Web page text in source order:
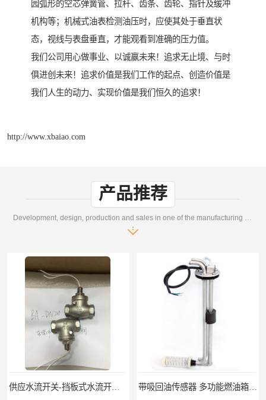
园弧形的空芯弹簧管、拉杆、齿条、齿轮、指针及缓冲
机构等；机械式油表检测油压时，应使其处于垂直状
态，视线与表盘垂直，才能观看到准确的压力值。
我们公司用心做事业、以诚赢未来！追求无止境、与时
俱进创未来！追求价值是我们工作的起点、创造价值是
我们人生的动力、实现价值是我们恒久的追求！
http://www.xbaiao.com
产品推荐
Development, design, production and sales in one of the manufacturing enterprises
供应水流开关-挡板式水流开关DN15DN20 带吸回油传感器 多功能燃油箱油位传感器 生产厂家